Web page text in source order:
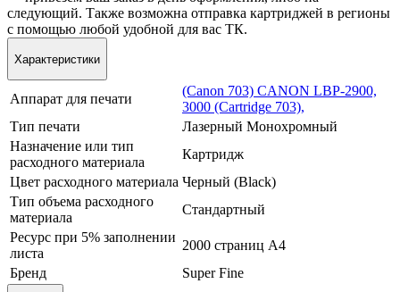
следующий. Также возможна отправка картриджей в регионы
с помощью любой удобной для вас ТК.
Характеристики
Аппарат для печати
(Canon 703) CANON LBP-2900,
3000 (Cartridge 703),
Тип печати
Лазерный Монохромный
Назначение или тип
расходного материала
Картридж
Цвет расходного материала Черный (Black)
Тип объема расходного
материала
Стандартный
Ресурс при 5% заполнении
листа
2000 страниц А4
Бренд
Super Fine